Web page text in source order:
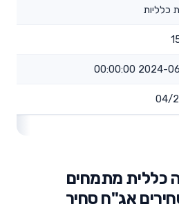
כלליות
2024-06-30
04/
כללית מתמחים
אג"ח סחיר